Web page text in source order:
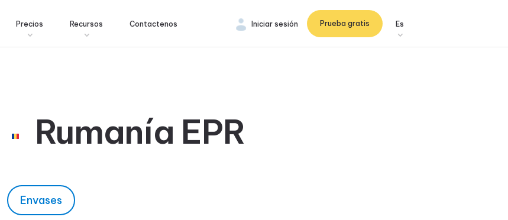
Precios Recursos Contactenos Es
Prueba gratis
Iniciar sesión
Rumanía EPR
Envases